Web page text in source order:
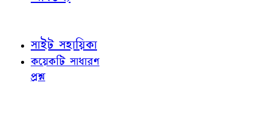
সাইট সহায়িকা
কয়েকটি সাধারণ
প্রশ্ন